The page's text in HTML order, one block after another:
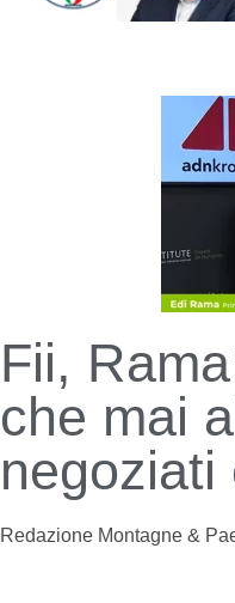
Fii,
che mai
negoziati
Redazione Montagne &